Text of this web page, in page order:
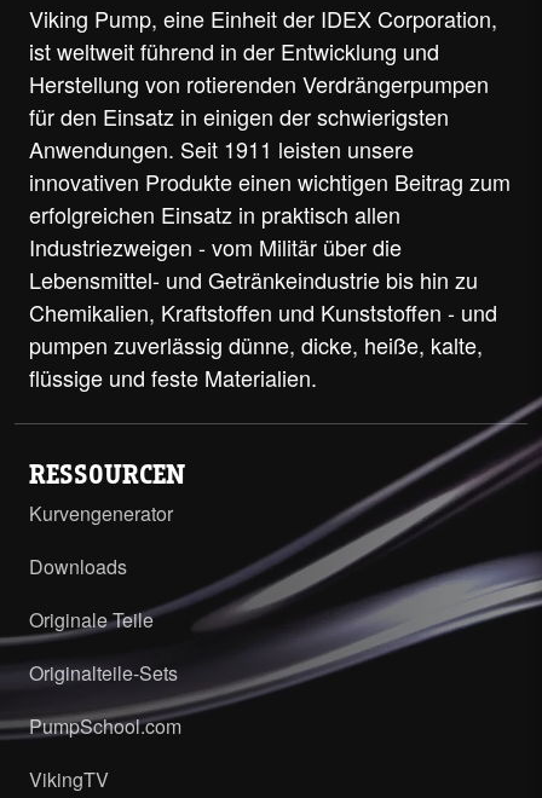
Viking Pump, eine Einheit der IDEX Corporation,
ist weltweit führend in der Entwicklung und
Herstellung von rotierenden Verdrängerpumpen
für den Einsatz in einigen der schwierigsten
Anwendungen. Seit 1911 leisten unsere
innovativen Produkte einen wichtigen Beitrag zum
erfolgreichen Einsatz in praktisch allen
Industriezweigen - vom Militär über die
Lebensmittel- und Getränkeindustrie bis hin zu
Chemikalien, Kraftstoffen und Kunststoffen - und
pumpen zuverlässig dünne, dicke, heiße, kalte,
flüssige und feste Materialien.
RESSOURCEN
Kurvengenerator
Downloads
Originale Teile
Originalteile-Sets
PumpSchool.com
VikingTV